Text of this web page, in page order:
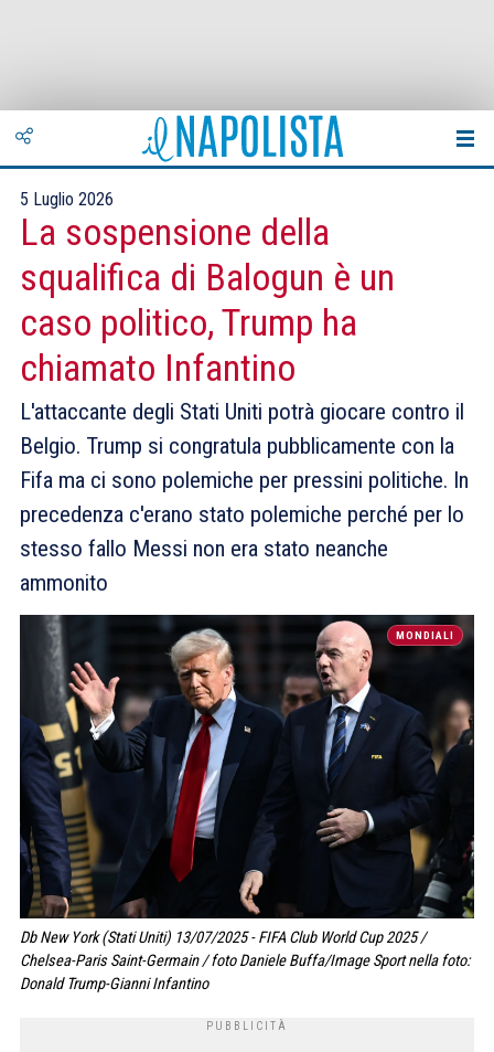
5 Luglio 2026
La sospensione della
squalifica di Balogun è un
caso politico, Trump ha
chiamato Infantino
L'attaccante degli Stati Uniti potrà giocare contro il
Belgio. Trump si congratula pubblicamente con la
Fifa ma ci sono polemiche per pressini politiche. In
precedenza c'erano stato polemiche perché per lo
stesso fallo Messi non era stato neanche
ammonito
MONDIALI
Db New York (Stati Uniti) 13/07/2025 - FIFA Club World Cup 2025 /
Chelsea-Paris Saint-Germain / foto Daniele Buffa/Image Sport nella foto:
Donald Trump-Gianni Infantino